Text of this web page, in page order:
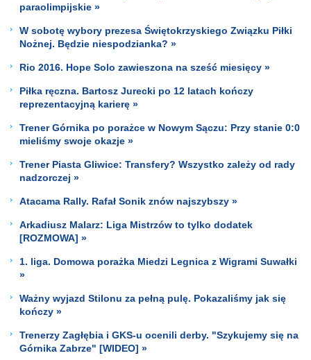
paraolimpijskie »
W sobotę wybory prezesa Świętokrzyskiego Związku Piłki
Nożnej. Będzie niespodzianka? »
Rio 2016. Hope Solo zawieszona na sześć miesięcy »
Piłka ręczna. Bartosz Jurecki po 12 latach kończy
reprezentacyjną karierę »
Trener Górnika po porażce w Nowym Sączu: Przy stanie 0:0
mieliśmy swoje okazje »
Trener Piasta Gliwice: Transfery? Wszystko zależy od rady
nadzorczej »
Atacama Rally. Rafał Sonik znów najszybszy »
Arkadiusz Malarz: Liga Mistrzów to tylko dodatek
[ROZMOWA] »
1. liga. Domowa porażka Miedzi Legnica z Wigrami Suwałki
»
Ważny wyjazd Stilonu za pełną pulę. Pokazaliśmy jak się
kończy »
Trenerzy Zagłębia i GKS-u ocenili derby. "Szykujemy się na
Górnika Zabrze" [WIDEO] »